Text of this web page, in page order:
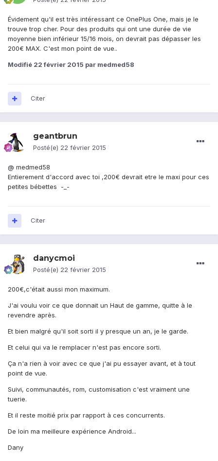
Évidement qu'il est très intéressant ce OnePlus One, mais je le
trouve trop cher. Pour des produits qui ont une durée de vie
moyenne bien inférieur 15/16 mois, on devrait pas dépasser les
200€ MAX. C'est mon point de vue..
Modifié 22 février 2015 par medmed58
Citer
geantbrun
Posté(e) 22 février 2015
@ medmed58
Entierement d'accord avec toi ,200€ devrait etre le maxi pour ces
petites bébettes -_-
Citer
danycmoi
Posté(e) 22 février 2015
200€,c'était aussi mon maximum.
J'ai voulu voir ce que donnait un Haut de gamme, quitte à le
revendre après.
Et bien malgré qu'il soit sorti il y presque un an, je le garde.
Et celui qui va le remplacer n'est pas encore sorti.
Ça n'a rien à voir avec ce que j'ai pu essayer avant, et à tout
point de vue.
Suivi, communautés, rom, customisation c'est vraiment une
tuerie.
Et il reste moitié prix par rapport à ces concurrents.
De loin ma meilleure expérience Android...
Dany